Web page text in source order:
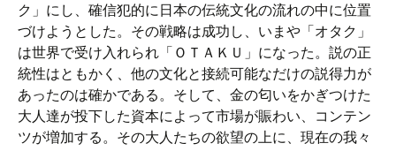
ク」にし、確信犯的に日本の伝統文化の流れの中に位置
づけようとした。その戦略は成功し、いまや「オタク」
は世界で受け入れられ「ＯＴＡＫＵ」になった。説の正
統性はともかく、他の文化と接続可能なだけの説得力が
あったのは確かである。そして、金の匂いをかぎつけた
大人達が投下した資本によって市場が賑わい、コンテン
ツが増加する。その大人たちの欲望の上に、現在の我々